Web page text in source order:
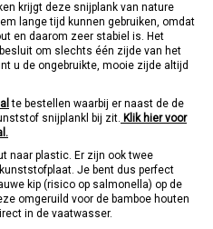
krijgt deze snijplank van nature
lange tijd kunnen gebruiken, omdat
en daarom zeer stabiel is. Het
om slechts één zijde van het
u de ongebruikte, mooie zijde altijd
te bestellen waarbij er naast de de
snijplankl bij zit. Klik hier voor
naar plastic. Er zijn ook twee
Je bent dus perfect
kip (risico op salmonella) op de
omgeruild voor de bamboe houten
in de vaatwasser.